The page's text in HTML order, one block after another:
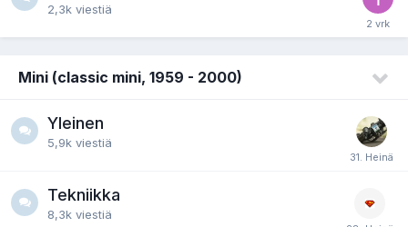
2,3k viestiä
Mini (classic mini, 1959 - 2000)
Yleinen
5,9k viestiä
Tekniikka
8,3k viestiä